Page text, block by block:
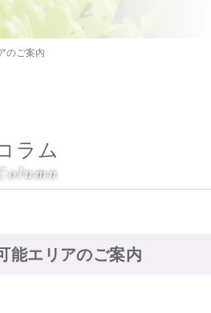
のご案内
ラム
能エリアのご案内